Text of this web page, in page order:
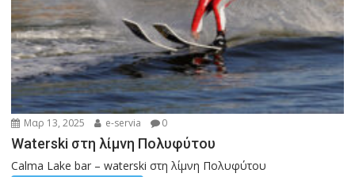
Μαρ 13, 2025 e-servia 0
Waterski στη λίμνη Πολυφύτου
Calma Lake bar – waterski στη λίμνη Πολυφύτου